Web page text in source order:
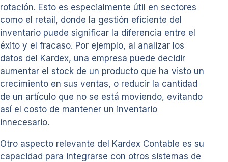
rotación. Esto es especialmente útil en sectores
como el retail, donde la gestión eficiente del
inventario puede significar la diferencia entre el
éxito y el fracaso. Por ejemplo, al analizar los
datos del Kardex, una empresa puede decidir
aumentar el stock de un producto que ha visto un
crecimiento en sus ventas, o reducir la cantidad
de un artículo que no se está moviendo, evitando
así el costo de mantener un inventario
innecesario.
Otro aspecto relevante del Kardex Contable es su
capacidad para integrarse con otros sistemas de